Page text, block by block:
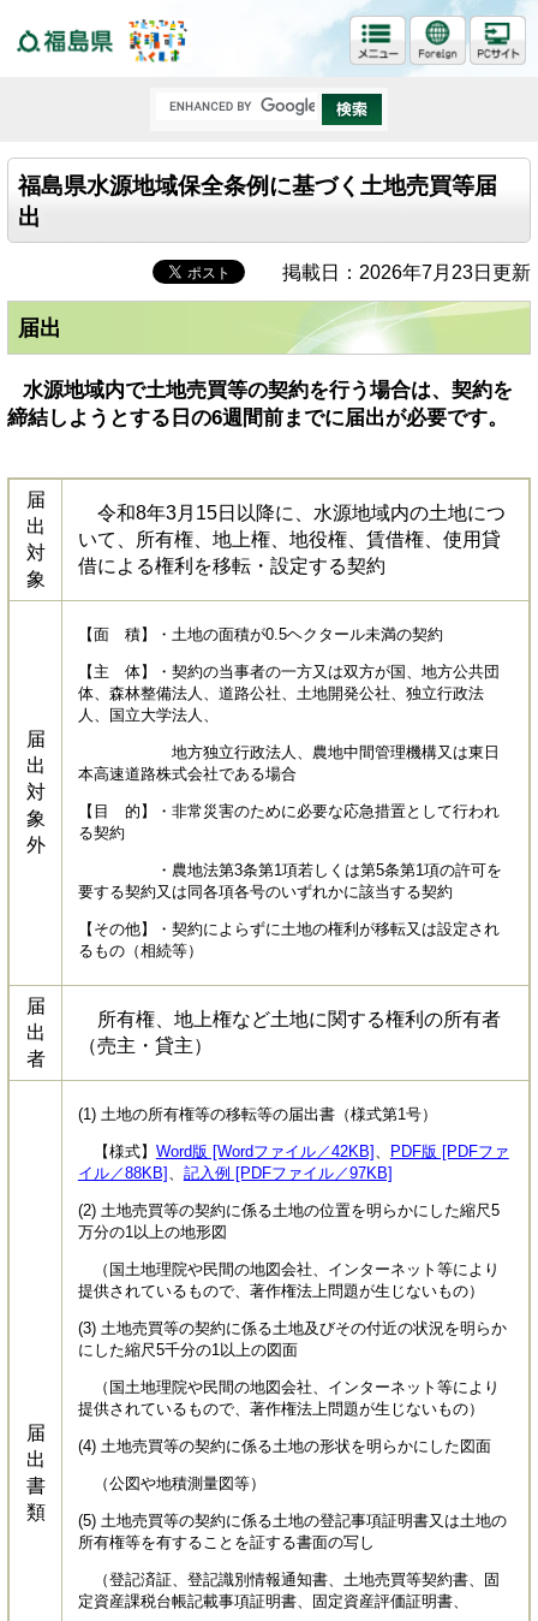
福島県水源地域保全条例に基づく土地売買等届
出
掲載日：2026年7月23日更新
届出
水源地域内で土地売買等の契約を行う場合は、契約を
締結しようとする日の6週間前までに届出が必要です。
届
出
対
象
令和8年3月15日以降に、水源地域内の土地につ
いて、所有権、地上権、地役権、賃借権、使用貸
借による権利を移転・設定する契約
届
出
対
象
外
【面 積】・土地の面積が0.5ヘクタール未満の契約
【主 体】・契約の当事者の一方又は双方が国、地方公共団
体、森林整備法人、道路公社、土地開発公社、独立行政法
人、国立大学法人、
地方独立行政法人、農地中間管理機構又は東日
本高速道路株式会社である場合
【目 的】・非常災害のために必要な応急措置として行われ
る契約
・農地法第3条第1項若しくは第5条第1項の許可を
要する契約又は同各項各号のいずれかに該当する契約
【その他】・契約によらずに土地の権利が移転又は設定され
るもの（相続等）
届
出
者
所有権、地上権など土地に関する権利の所有者
（売主・貸主）
届
出
書
類
(1) 土地の所有権等の移転等の届出書（様式第1号）
【様式】 Word版 [Wordファイル／42KB]
PDF版 [PDFファ
イル／88KB]
記入例 [PDFファイル／97KB]
(2) 土地売買等の契約に係る土地の位置を明らかにした縮尺5
万分の1以上の地形図
（国土地理院や民間の地図会社、インターネット等により
提供されているもので、著作権法上問題が生じないもの）
(3) 土地売買等の契約に係る土地及びその付近の状況を明らか
にした縮尺5千分の1以上の図面
（国土地理院や民間の地図会社、インターネット等により
提供されているもので、著作権法上問題が生じないもの）
(4) 土地売買等の契約に係る土地の形状を明らかにした図面
（公図や地積測量図等）
(5) 土地売買等の契約に係る土地の登記事項証明書又は土地の
所有権等を有することを証する書面の写し
（登記済証、登記識別情報通知書、土地売買等契約書、固
定資産課税台帳記載事項証明書、固定資産評価証明書、